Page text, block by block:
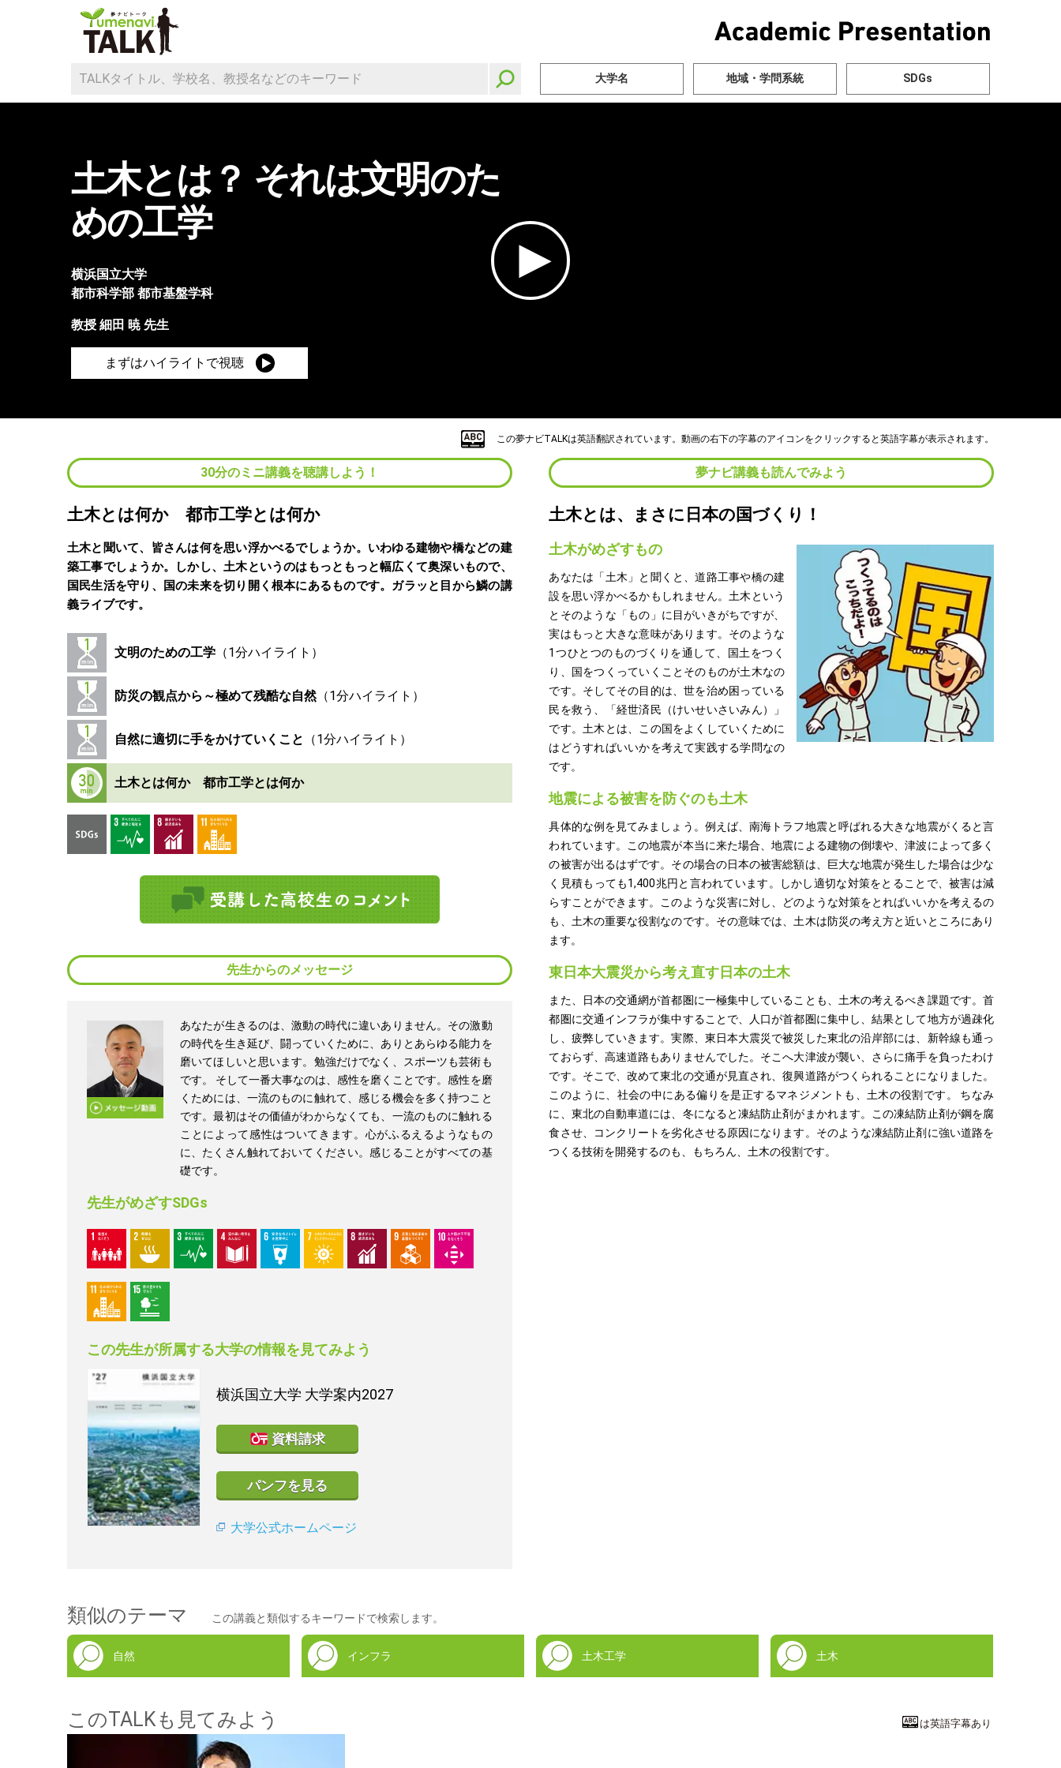
大学名 地域・学問系統 SDGs
土木とは？ それは文明のた
めの工学
横浜国立大学
都市科学部 都市基盤学科
教授 細田 暁 先生
まずはハイライトで視聴
この夢ナビTALKは英語翻訳されています。動画の右下の字幕のアイコンをクリックすると英語字幕が表示されます。
30分のミニ講義を聴講しよう！
土木とは何か 都市工学とは何か
土木と聞いて、皆さんは何を思い浮かべるでしょうか。いわゆる建物や橋などの建
築工事でしょうか。しかし、土木というのはもっともっと幅広くて奥深いもので、
国民生活を守り、国の未来を切り開く根本にあるものです。ガラッと目から鱗の講
義ライブです。
文明のための工学
防災の観点から～極めて残酷な自然
自然に適切に手をかけていくこと
土木とは何か 都市工学とは何か
先生からのメッセージ
あなたが生きるのは、激動の時代に違いありません。その激動
の時代を生き延び、闘っていくために、ありとあらゆる能力を
磨いてほしいと思います。勉強だけでなく、スポーツも芸術も
です。 そして一番大事なのは、感性を磨くことです。感性を磨
くためには、一流のものに触れて、感じる機会を多く持つこと
です。最初はその価値がわからなくても、一流のものに触れる
ことによって感性はついてきます。心がふるえるようなもの
に、たくさん触れておいてください。感じることがすべての基
礎です。
先生がめざすSDGs
この先生が所属する大学の情報を見てみよう
横浜国立大学 大学案内2027
資料請求
パンフを見る
大学公式ホームページ
夢ナビ講義も読んでみよう
土木とは、まさに日本の国づくり！
土木がめざすもの
あなたは「土木」と聞くと、道路工事や橋の建
設を思い浮かべるかもしれません。土木という
とそのような「もの」に目がいきがちですが、
実はもっと大きな意味があります。そのような
1つひとつのものづくりを通して、国土をつく
り、国をつくっていくことそのものが土木なの
です。そしてその目的は、世を治め困っている
民を救う、「経世済民（けいせいさいみん）」
です。土木とは、この国をよくしていくために
はどうすればいいかを考えて実践する学問なの
です。
地震による被害を防ぐのも土木
具体的な例を見てみましょう。例えば、南海トラフ地震と呼ばれる大きな地震がくると言
われています。この地震が本当に来た場合、地震による建物の倒壊や、津波によって多く
の被害が出るはずです。その場合の日本の被害総額は、巨大な地震が発生した場合は少な
く見積もっても1,400兆円と言われています。しかし適切な対策をとることで、被害は減
らすことができます。このような災害に対し、どのような対策をとればいいかを考えるの
も、土木の重要な役割なのです。その意味では、土木は防災の考え方と近いところにあり
ます。
東日本大震災から考え直す日本の土木
また、日本の交通網が首都圏に一極集中していることも、土木の考えるべき課題です。首
都圏に交通インフラが集中することで、人口が首都圏に集中し、結果として地方が過疎化
し、疲弊していきます。実際、東日本大震災で被災した東北の沿岸部には、新幹線も通っ
ておらず、高速道路もありませんでした。そこへ大津波が襲い、さらに痛手を負ったわけ
です。そこで、改めて東北の交通が見直され、復興道路がつくられることになりました。
このように、社会の中にある偏りを是正するマネジメントも、土木の役割です。 ちなみ
に、東北の自動車道には、冬になると凍結防止剤がまかれます。この凍結防止剤が鋼を腐
食させ、コンクリートを劣化させる原因になります。そのような凍結防止剤に強い道路を
つくる技術を開発するのも、もちろん、土木の役割です。
類似のテーマ この講義と類似するキーワードで検索します。
自然 インフラ 土木工学 土木
このTALKも見てみよう は英語字幕あり